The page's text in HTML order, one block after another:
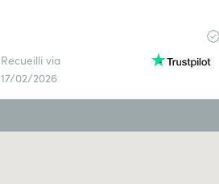
Recueilli via
17/02/2026